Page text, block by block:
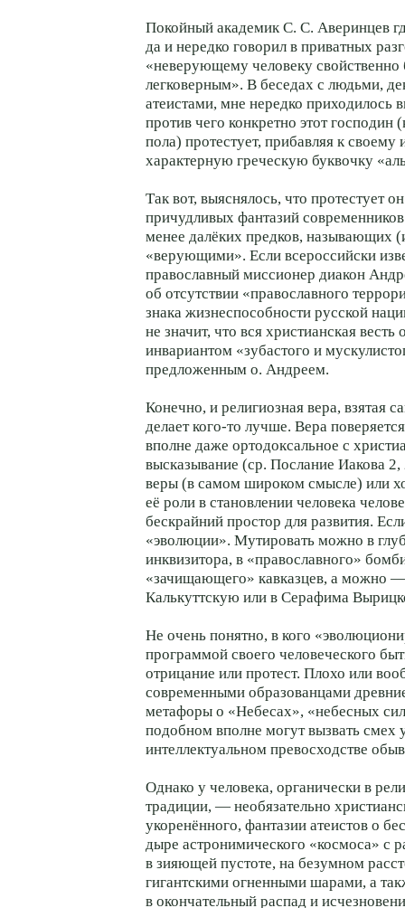
Покойный академик С. С. Аверинцев
да и нередко говорил в приватных
«неверующему человеку свойственно
легковерным». В беседах с людьми,
атеистами, мне нередко приходилось
против чего конкретно этот господин
пола) протестует, прибавляя к
характерную греческую буквочку
Так вот, выяснялось, что протестует
причудливых фантазий
менее далёких предков, называющих
«верующими». Если всероссийски
православный миссионер диакон
об отсутствии «православного
знака жизнеспособности русской
не значит, что вся христианская весть
инвариантом «зубастого и
предложенным о. Андреем.
Конечно, и религиозная вера, взятая
делает кого-то лучше. Вера
вполне даже ортодоксальное с
высказывание (ср. Послание Иакова
веры (в самом широком смысле) или
её роли в становлении человека
бескрайний простор для развития.
«эволюции». Мутировать можно в
инквизитора, в «православного»
«зачищающего» кавказцев, а можно —
Калькуттскую или в Серафима
Не очень понятно, в кого
программой своего человеческого
отрицание или протест. Плохо или
современными образованцами
метафоры о «Небесах», «небесных
подобном вполне могут вызвать смех
интеллектуальном превосходстве
Однако у человека, органически в
традиции, — необязательно
укоренённого, фантазии атеистов о
дыре астронимического «космоса» с
в зияющей пустоте, на безумном
гигантскими огненными шарами, а
в окончательный распад и